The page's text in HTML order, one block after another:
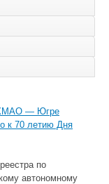
ХМАО — Югре
к 70 летию Дня
по
автономному